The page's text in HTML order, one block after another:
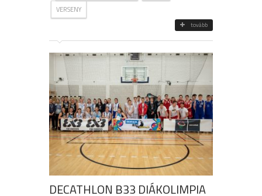
VERSENY
tovább
DECATHLON B33 DIÁKOLIMPIA